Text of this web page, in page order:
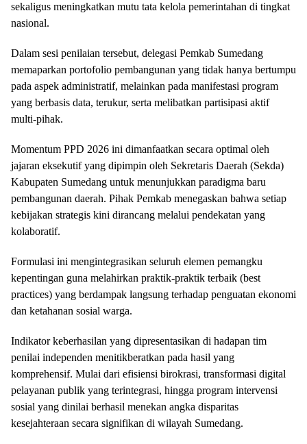
sekaligus meningkatkan mutu tata kelola pemerintahan di tingkat
nasional.
Dalam sesi penilaian tersebut, delegasi Pemkab Sumedang
memaparkan portofolio pembangunan yang tidak hanya bertumpu
pada aspek administratif, melainkan pada manifestasi program
yang berbasis data, terukur, serta melibatkan partisipasi aktif
multi-pihak.
Momentum PPD 2026 ini dimanfaatkan secara optimal oleh
jajaran eksekutif yang dipimpin oleh Sekretaris Daerah (Sekda)
Kabupaten Sumedang untuk menunjukkan paradigma baru
pembangunan daerah. Pihak Pemkab menegaskan bahwa setiap
kebijakan strategis kini dirancang melalui pendekatan yang
kolaboratif.
Formulasi ini mengintegrasikan seluruh elemen pemangku
kepentingan guna melahirkan praktik-praktik terbaik (best
practices) yang berdampak langsung terhadap penguatan ekonomi
dan ketahanan sosial warga.
Indikator keberhasilan yang dipresentasikan di hadapan tim
penilai independen menitikberatkan pada hasil yang
komprehensif. Mulai dari efisiensi birokrasi, transformasi digital
pelayanan publik yang terintegrasi, hingga program intervensi
sosial yang dinilai berhasil menekan angka disparitas
kesejahteraan secara signifikan di wilayah Sumedang.